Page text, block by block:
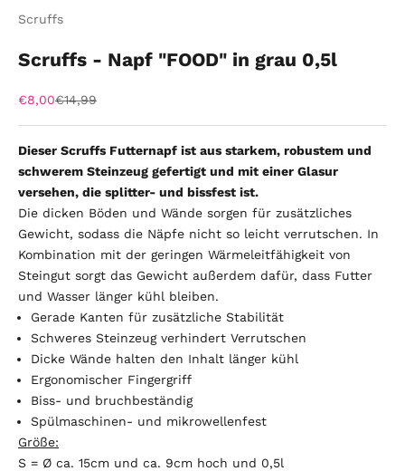
Scruffs
Scruffs - Napf "FOOD" in grau 0,5l
Angebot
€8,00Regulärer Preis
€14,99
Dieser Scruffs Futternapf ist aus starkem, robustem und
schwerem Steinzeug gefertigt und mit einer Glasur
versehen, die splitter- und bissfest ist.
Die dicken Böden und Wände sorgen für zusätzliches
Gewicht, sodass die Näpfe nicht so leicht verrutschen. In
Kombination mit der geringen Wärmeleitfähigkeit von
Steingut sorgt das Gewicht außerdem dafür, dass Futter
und Wasser länger kühl bleiben.
Gerade Kanten für zusätzliche Stabilität
Schweres Steinzeug verhindert Verrutschen
Dicke Wände halten den Inhalt länger kühl
Ergonomischer Fingergriff
Biss- und bruchbeständig
Spülmaschinen- und mikrowellenfest
Größe:
S = Ø ca. 15cm und ca. 9cm hoch und 0,5l